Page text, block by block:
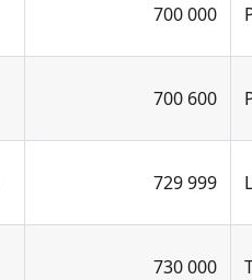
700 000
700 600
729 999
730 000